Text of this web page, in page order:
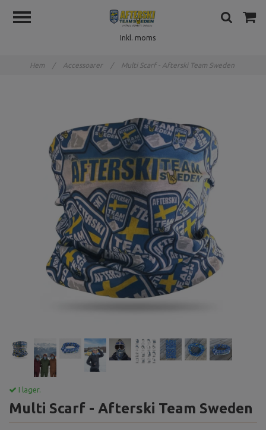
Inkl. moms
Hem / Accessoarer / Multi Scarf - Afterski Team Sweden
I lager.
Multi Scarf - Afterski Team Sweden